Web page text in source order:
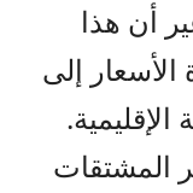
أن هذا
الأسعار إلى
المشتقات